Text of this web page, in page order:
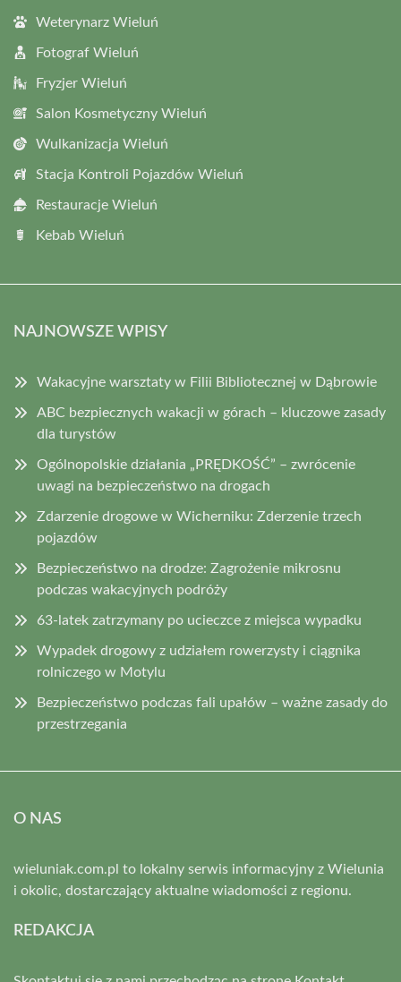
Weterynarz Wieluń
Fotograf Wieluń
Fryzjer Wieluń
Salon Kosmetyczny Wieluń
Wulkanizacja Wieluń
Stacja Kontroli Pojazdów Wieluń
Restauracje Wieluń
Kebab Wieluń
NAJNOWSZE WPISY
Wakacyjne warsztaty w Filii Bibliotecznej w Dąbrowie
ABC bezpiecznych wakacji w górach – kluczowe zasady
dla turystów
Ogólnopolskie działania „PRĘDKOŚĆ” – zwrócenie
uwagi na bezpieczeństwo na drogach
Zdarzenie drogowe w Wicherniku: Zderzenie trzech
pojazdów
Bezpieczeństwo na drodze: Zagrożenie mikrosnu
podczas wakacyjnych podróży
63-latek zatrzymany po ucieczce z miejsca wypadku
Wypadek drogowy z udziałem rowerzysty i ciągnika
rolniczego w Motylu
Bezpieczeństwo podczas fali upałów – ważne zasady do
przestrzegania
O NAS
wieluniak.com.pl to lokalny serwis informacyjny z Wielunia
i okolic, dostarczający aktualne wiadomości z regionu.
REDAKCJA